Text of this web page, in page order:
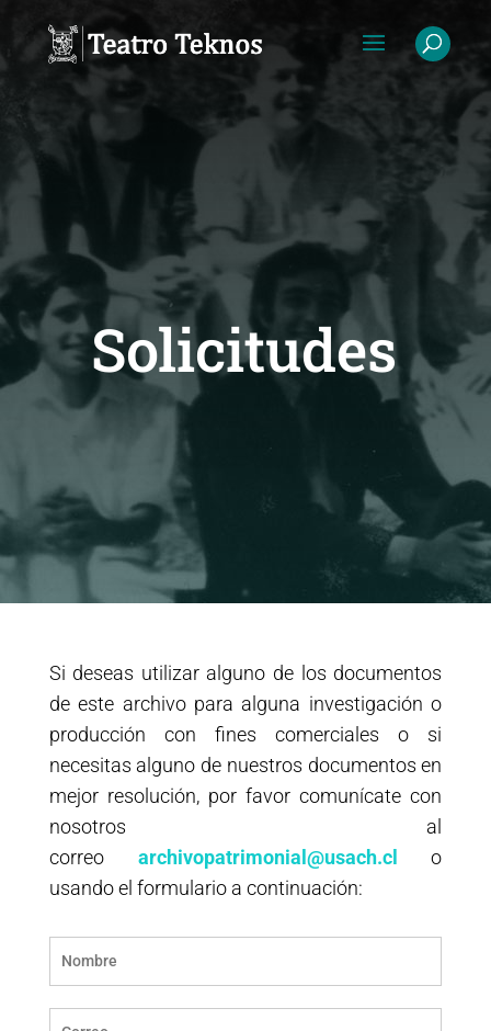
Solicitudes
Si deseas utilizar alguno de los documentos
de este archivo para alguna investigación o
producción con fines comerciales o si
necesitas alguno de nuestros documentos en
mejor resolución, por favor comunícate con
nosotros al
correo archivopatrimonial@usach.cl
o
usando el formulario a continuación: